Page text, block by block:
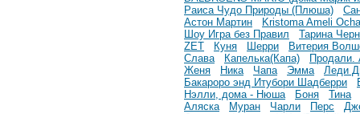
Раиса Чудо Природы (Плюша)
Астон Мартин
Kristoma Ameli
Шоу Игра без Правил
Тарина
ZET
Куня Шерри
Витерия
Слава
Капелька(Капа)
Продали.
Женя
Ника Чапа Эмма
Леди
Бакароро энд Итубори Шадберри
Нэлли, дома - Нюша
Боня
Тина
Аляска
Муран Чарли Перс